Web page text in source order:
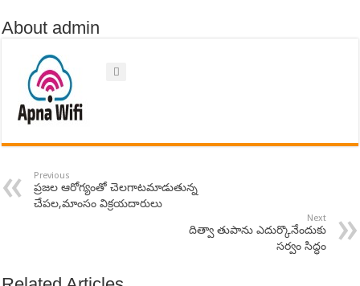
About admin
Previous
ప్రజల ఆరోగ్యంతో చెలగాటమాడుతున్న
చేపల,మాంసం విక్రయదారులు
Next
దిత్వా తుపాను ఎదుర్కొనేందుకు
సర్వం సిద్ధం